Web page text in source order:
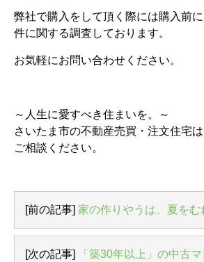
弊社で購入をして頂く際には購入前
件に関する調査しております。
お気軽にお問い合わせください。
～人生に愛すべき住まいを。～
さいたま市の不動産売買・注文住宅
ご相談ください。
[前の記事] 家の作りやうは、夏をむ
[次の記事]
「築30年以上」の中古